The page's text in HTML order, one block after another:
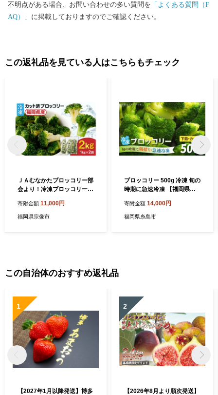
不明点がある場合、お問い合わせの多い質問を 「よくある質問（F
AQ）」 に掲載しておりますのでご確認ください。
この返礼品を見ている人はこちらもチェック
ＪＡむなかたブロッコリー部
会より！冷凍ブロッコリー2
里】_HA0622
寄附金額 11,000円
福岡県宗像市
ブロッコリー 500g 冷凍 旬の
時期に急速冷凍 【福岡県糸
ナガミツファーム 野菜 [AGE
043]
寄附金額 14,000円
福岡県糸島市
この自治体のおすすめ返礼品
1
【2027年1月以降発送】博多
2
【2026年8月より順次発送】